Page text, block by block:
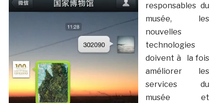
responsables du
musée, les
nouvelles
technologies
doivent à la fois
améliorer les
services du
musée et